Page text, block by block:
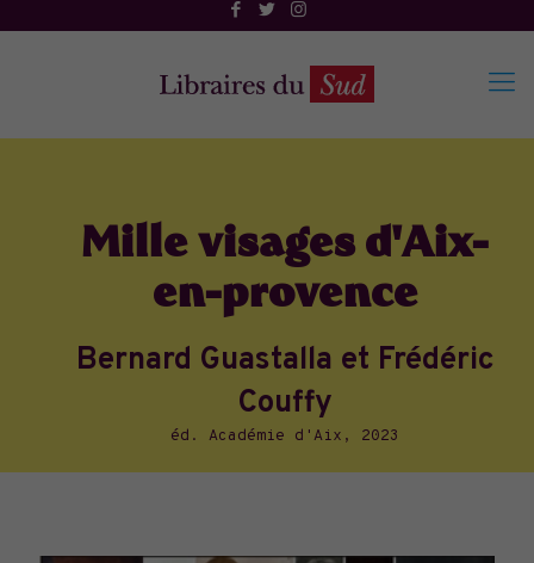
Mille visages d'Aix-
en-provence
Bernard Guastalla et Frédéric
Couffy
éd. Académie d'Aix, 2023